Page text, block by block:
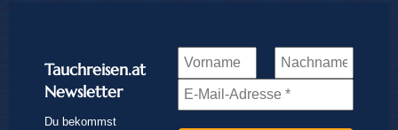
Tauchreisen.at
Newsletter
Du bekommst